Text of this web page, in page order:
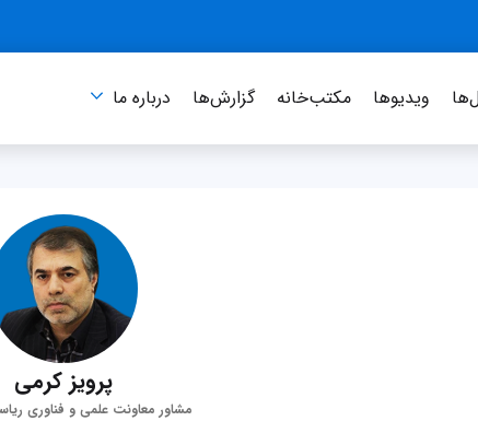
ویدیو‌ها مکتب‌خانه گزارش‌ها درباره‌ ما
پرویز کرمی
مشاور معاونت علمی و فناوری